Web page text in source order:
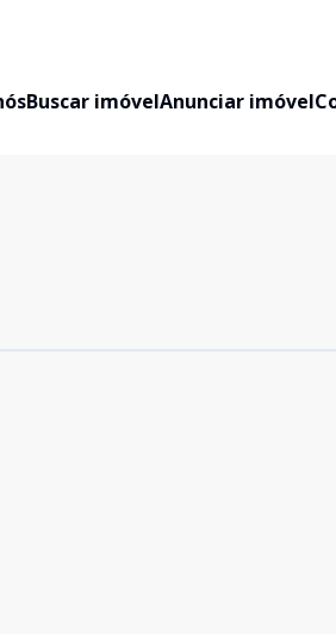
Buscar imóvelAnunciar imóvel